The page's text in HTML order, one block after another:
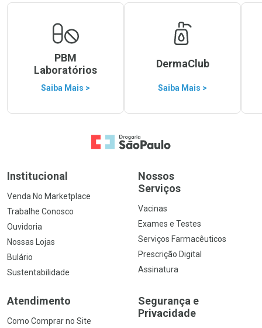
PBM
Laboratórios
Saiba Mais >
DermaClub
Saiba Mais >
Ir para a Home
Institucional
Venda No Marketplace
Trabalhe Conosco
Ouvidoria
Nossas Lojas
Bulário
Sustentabilidade
Nossos
Serviços
Vacinas
Exames e Testes
Serviços Farmacêuticos
Prescrição Digital
Assinatura
Atendimento
Como Comprar no Site
Segurança e
Privacidade